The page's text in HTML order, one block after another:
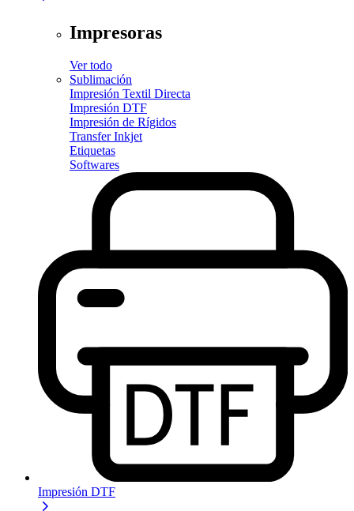
Impresoras
Ver todo
Sublimación
Impresión Textil Directa
Impresión DTF
Impresión de Rígidos
Transfer Inkjet
Etiquetas
Softwares
Impresión DTF